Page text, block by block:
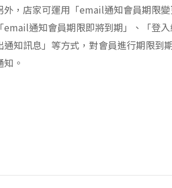
外，店家可運用「email通知會員期限變
「email通知會員期限即將到期」、「登
通知訊息」等方式，對會員進行期限到
知。